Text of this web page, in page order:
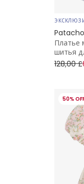
Платье
шитья
128,00 £
50%